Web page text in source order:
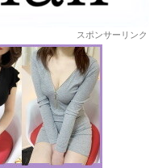
スポンサーリンク